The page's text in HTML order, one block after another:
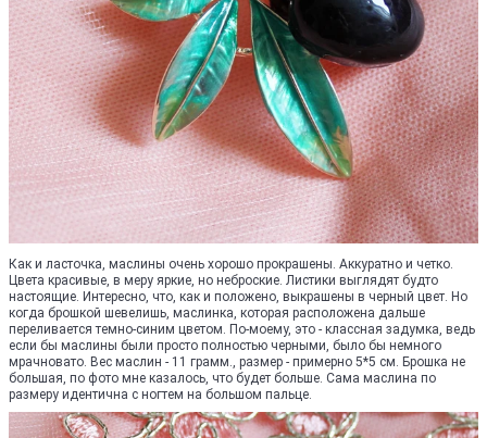
Как и ласточка, маслины очень хорошо прокрашены. Аккуратно и четко.
Цвета красивые, в меру яркие, но неброские. Листики выглядят будто
настоящие. Интересно, что, как и положено, выкрашены в черный цвет. Но
когда брошкой шевелишь, маслинка, которая расположена дальше
переливается темно-синим цветом. По-моему, это - классная задумка, ведь
если бы маслины были просто полностью черными, было бы немного
мрачновато. Вес маслин - 11 грамм., размер - примерно 5*5 см. Брошка не
большая, по фото мне казалось, что будет больше. Сама маслина по
размеру идентична с ногтем на большом пальце.